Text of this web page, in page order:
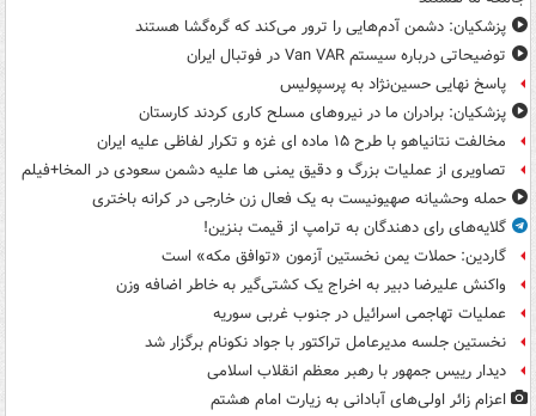
پزشکیان: دشمن آدم‌هایی را ترور می‌کند که گره‌گشا هستند
توضیحاتی درباره سیستم Van VAR در فوتبال ایران
پاسخ نهایی حسین‌نژاد به پرسپولیس
پزشکیان: برادران ما در نیروهای مسلح کاری کردند کارستان
مخالفت نتانیاهو با طرح ۱۵ ماده ای غزه و تکرار لفاظی علیه ایران
تصاویری از عملیات بزرگ و دقیق یمنی ها علیه دشمن سعودی در المخا+فیلم
حمله وحشیانه صهیونیست به یک فعال زن خارجی در کرانه باختری
گلایه‌های رای دهندگان به ترامپ از قیمت بنزین!
گاردین: حملات یمن نخستین آزمون «توافق مکه» است
واکنش علیرضا دبیر به اخراج یک کشتی‌گیر به خاطر اضافه وزن
عملیات تهاجمی اسرائیل در جنوب غربی سوریه
نخستین جلسه مدیرعامل تراکتور با جواد نکونام برگزار شد
دیدار رییس جمهور با رهبر معظم انقلاب اسلامی
اعزام زائر اولی‌های آبادانی به زیارت امام هشتم